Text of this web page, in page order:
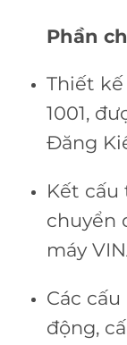
Phần
Thiết
1001,
Đăng
Kết cấu
chuyển
máy
Các
động,